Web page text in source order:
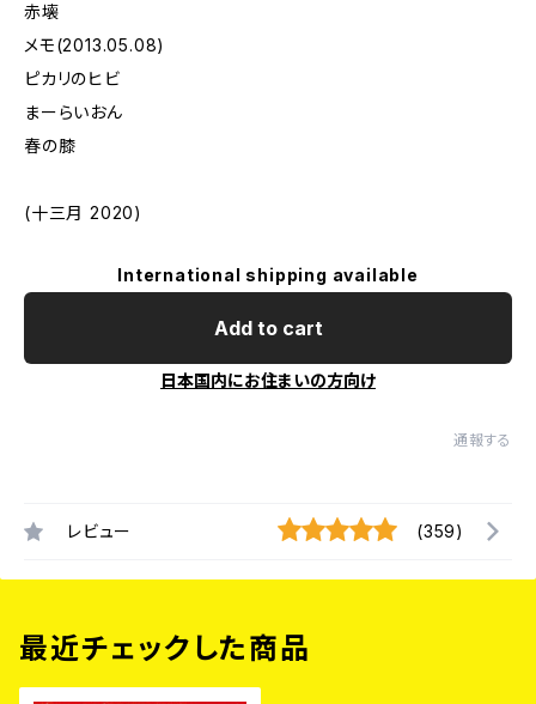
赤壊
メモ(2013.05.08)
ピカリのヒビ
まーらいおん
春の膝
(十三月 2020)
International shipping available
Add to cart
日本国内にお住まいの方向け
通報する
レビュー (359)
最近チェックした商品